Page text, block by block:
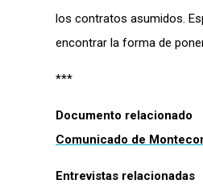
los contratos asumidos.
encontrar la forma de
***
Documento relacionado
Comunicado de
Entrevistas relacionadas